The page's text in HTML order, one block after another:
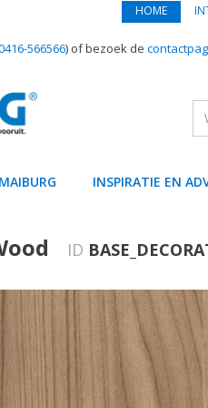
HOME
566566) of bezoek de
INSPIRATIE EN
ID